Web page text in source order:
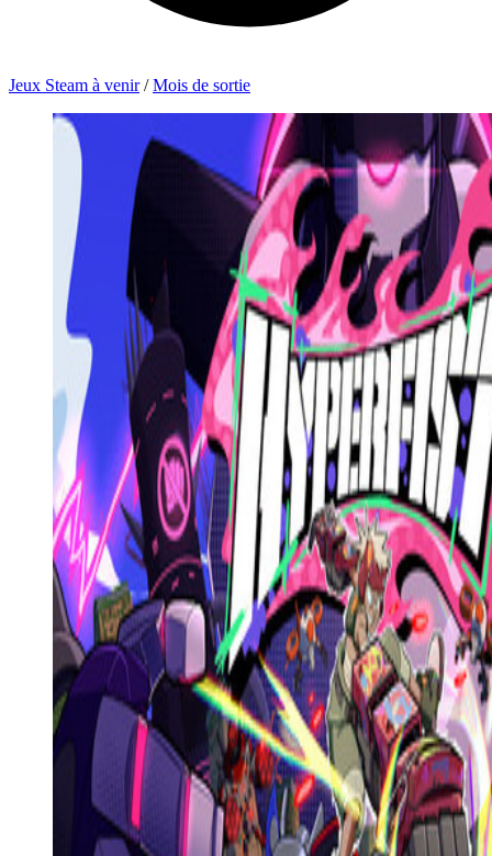
Jeux Steam à venir / Mois de sortie